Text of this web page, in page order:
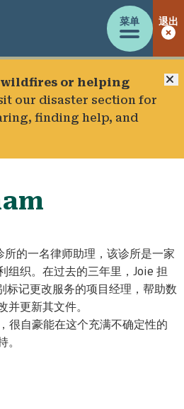
菜单 退出
wildfires or helping
our disaster section for
finding help, and
所的一名律师助理，该诊所是一家
组织。在过去的三年里，Joie 担
标记更改服务的项目经理，帮助数
并更新其文件。
很自豪能在这个充满不确定性的
。